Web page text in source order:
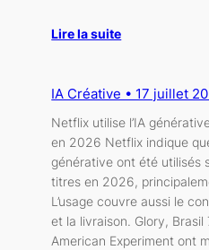
Lire la suite
IA Créative • 17 juillet
Netflix utilise l’IA
en 2026 Netflix indique
générative ont été utilisés
titres en 2026,
L’usage couvre aussi le
et la livraison. Glory,
American Experiment ont